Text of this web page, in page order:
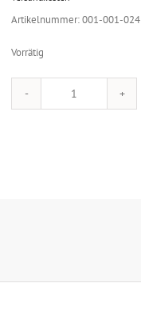
Artikelnummer: 001-001-024
Vorrätig
Foto